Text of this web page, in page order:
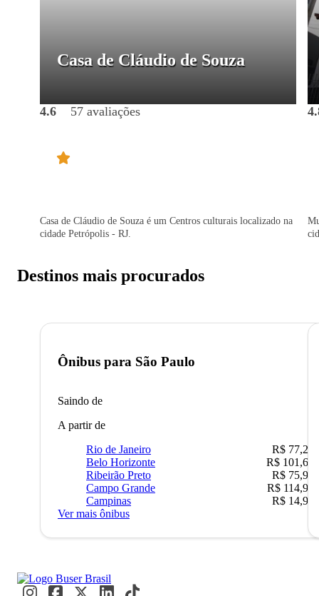
Casa de Cláudio de Souza
4.6 57 avaliações
Casa de Cláudio de Souza é um Centros culturais localizado na
cidade Petrópolis - RJ.
Destinos mais procurados
Ônibus para São Paulo
Saindo de
A partir de
Rio de Janeiro
R$ 77,22
Belo Horizonte
R$ 101,67
Ribeirão Preto
R$ 75,90
Campo Grande
R$ 114,90
Campinas
R$ 14,90
Ver mais ônibus